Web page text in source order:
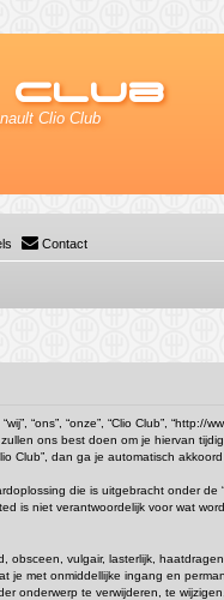
Club
Clio Club
Contact
“ons”, “onze”, “Clio Club”,
ons best doen om je hiervan
Club”, dan ga je automatisch
die is uitgebracht onder de “
is niet verantwoordelijk voor wat
obsceen, vulgair, lasterlijk,
je met onmiddellijke ingang en
onderwerp te verwijderen, te